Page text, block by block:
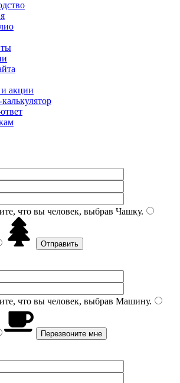
акции
что вы человек, выбрав Чашку.
что вы человек, выбрав Машину.